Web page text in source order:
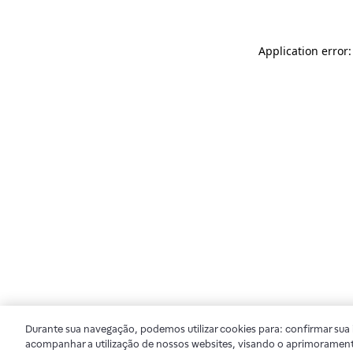
Application
Durante sua navegação, podemos utilizar cookies para: confirmar
acompanhar a utilização de nossos websites, visando o